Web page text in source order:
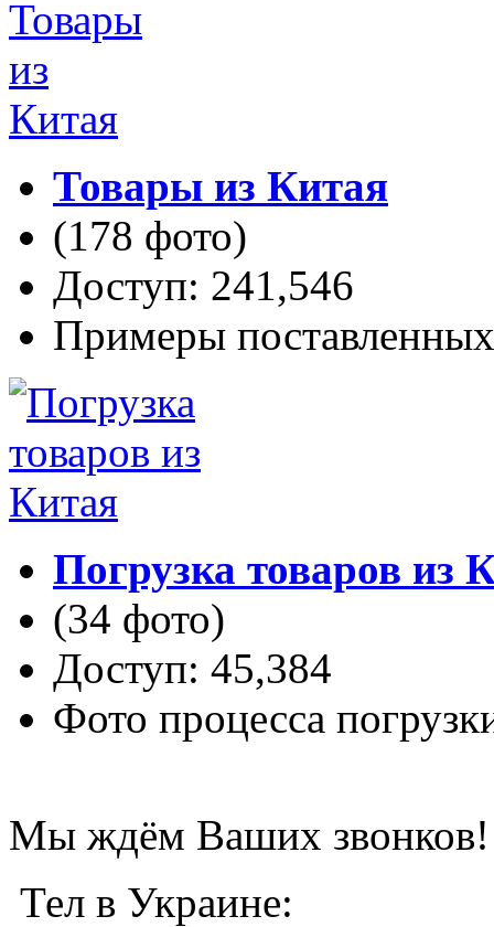
Товары из Китая
(178 фото)
Доступ: 241,546
Примеры
Погрузка товаров из
(34 фото)
Доступ: 45,384
Фото процесса
Мы ждём Ваших звонков!
Тел в Украине: